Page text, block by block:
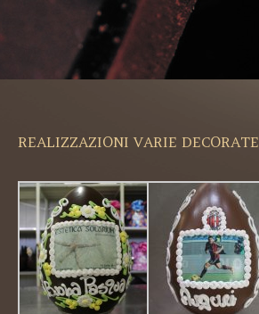
REALIZZAZIONI VARIE DECORATE